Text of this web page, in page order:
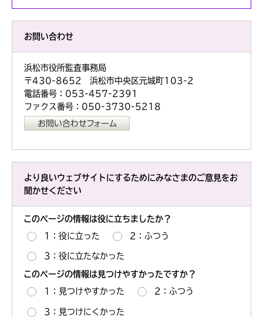
お問い合わせ
浜松市役所監査事務局
〒430-8652 浜松市中央区元城町103-2
電話番号：053-457-2391
ファクス番号：050-3730-5218
より良いウェブサイトにするためにみなさまのご意見をお
聞かせください
このページの情報は役に立ちましたか？
1：役に立った 2：ふつう
3：役に立たなかった
このページの情報は見つけやすかったですか？
1：見つけやすかった 2：ふつう
3：見つけにくかった